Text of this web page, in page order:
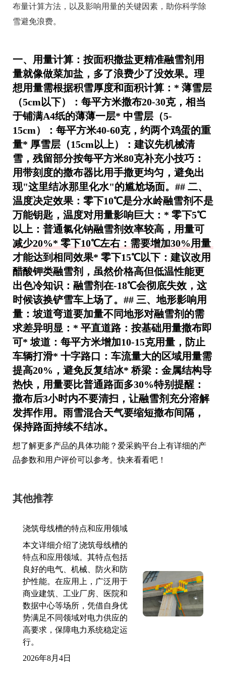
布量计算方法，以及影响用量的关键因素，助你科学除
雪避免浪费。
一、用量计算：按面积撒盐更精准融雪剂用
量就像做菜加盐，多了浪费少了没效果。理
想用量需根据积雪厚度和面积计算：* 薄雪层
（5cm以下）
：每平方米撒布20-30克，相当
于铺满A4纸的薄薄一层* 中雪层（5-
15cm）
：每平方米40-60克，约两个鸡蛋的重
量* 厚雪层（15cm以上）
：建议先机械清
雪，残留部分按每平方米80克补充小技巧 ：
用带刻度的撒布器比用手撒更均匀，避免出
现"这里结冰那里化水"的尴尬场面。## 二、
温度决定效果：零下10℃是分水岭融雪剂不是
万能钥匙，温度对用量影响巨大：* 零下5℃
以上 ：普通氯化钠融雪剂效率较高，用量可
减少20%* 零下10℃左右 ：需要增加30%用量
才能达到相同效果* 零下15℃以下 ：建议改用
醋酸钾类融雪剂，虽然价格高但低温性能更
出色冷知识 ：融雪剂在-18℃会彻底失效，这
时候该换铲雪车上场了。## 三、地形影响用
量：坡道弯道要加量不同地形对融雪剂的需
求差异明显：* 平直道路：按基础用量撒布即
可*坡道 ：每平方米增加10-15克用量，防止
车辆打滑* 十字路口 ：车流量大的区域用量需
提高20%，避免反复结冰*桥梁 ：金属结构导
热快，用量要比普通路面多30%特别提醒 ：
撒布后3小时内不要清扫，让融雪剂充分溶解
发挥作用。雨雪混合天气要缩短撒布间隔，
保持路面持续不结冰。
想了解更多产品的具体功能？爱采购平台上有详细的产
品参数和用户评价可以参考。快来看看吧！
其他推荐
浇筑母线槽的特点和应用领域
本文详细介绍了浇筑母线槽的
特点和应用领域。其特点包括
良好的电气、机械、防火和防
护性能。在应用上，广泛用于
商业建筑、工业厂房、医院和
数据中心等场所，凭借自身优
势满足不同领域对电力供应的
高要求，保障电力系统稳定运
行。
2026年8月4日